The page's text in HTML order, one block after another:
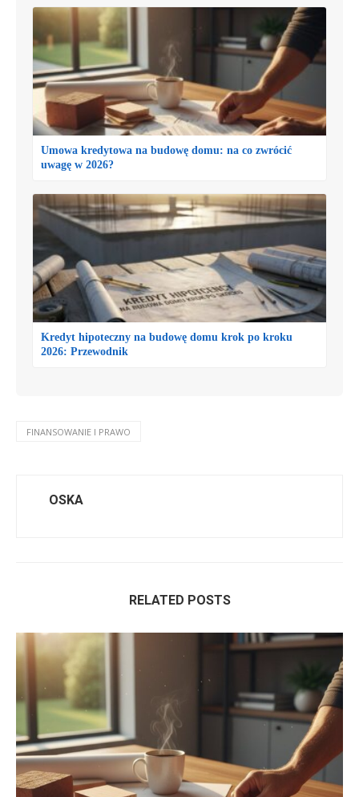
Umowa kredytowa na budowę domu: na co zwrócić
uwagę w 2026?
Kredyt hipoteczny na budowę domu krok po kroku
2026: Przewodnik
FINANSOWANIE I PRAWO
OSKA
RELATED POSTS